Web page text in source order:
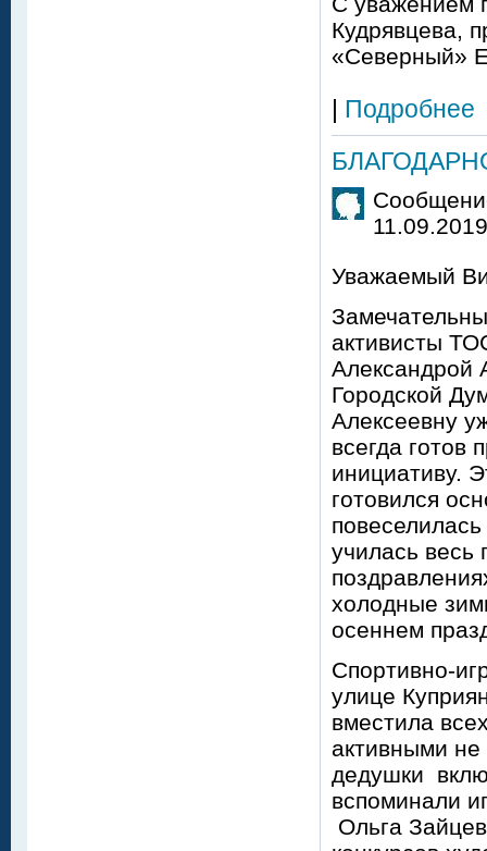
Кудрявцева,
«Северный»
| Подробнее
Уважаемый
активисты
Александрой
Городской
Алексеевну
всегда
инициативу.
готовился
училась весь
холодные
осеннем
Спортивно-
улице
вместила
активными
дедушки
вспоминали
Ольга